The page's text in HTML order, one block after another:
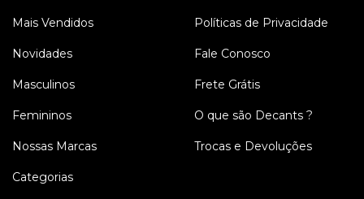
Mais Vendidos
Novidades
Masculinos
Femininos
Nossas Marcas
Categorias
Políticas de Privacidade
Fale Conosco
Frete Grátis
O que são Decants ?
Trocas e Devoluções